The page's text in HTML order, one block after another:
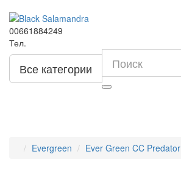
00661884249
Тел.
Все категории
Evergreen Ever Green CC Predator